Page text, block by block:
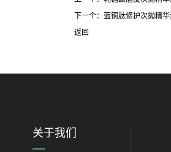
下一个： 蓝铜肽修护次抛精
返回
关于我们